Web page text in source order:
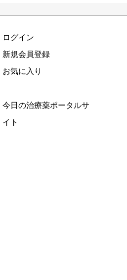
ログイン
新規会員登録
お気に入り
今日の治療薬ポータルサ
イト